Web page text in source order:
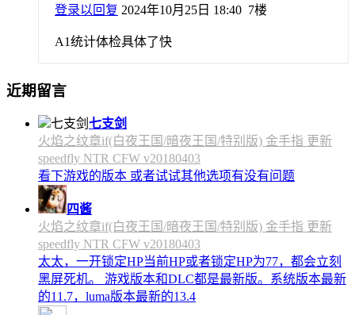
登录以回复 2024年10月25日 18:40 7楼
A1统计体检具体了快
近期留言
七支剑
火焰之纹章if(白夜王国/暗夜王国/特别版) 金手指 更新
speedfly NTR CFW v20180403
看下游戏的版本 或者试试其他选项有没有问题
四酱
火焰之纹章if(白夜王国/暗夜王国/特别版) 金手指 更新
speedfly NTR CFW v20180403
太太，一开锁定HP当前HP或者锁定HP为77，都会立刻
黑屏死机。 游戏版本和DLC都是最新版。系统版本最新
的11.7，luma版本最新的13.4